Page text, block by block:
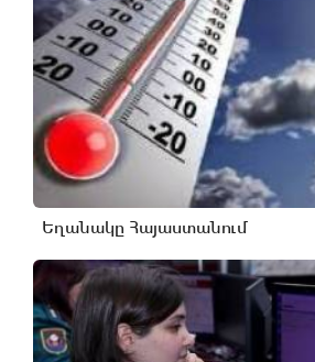
Եղանակը Հայաստանում